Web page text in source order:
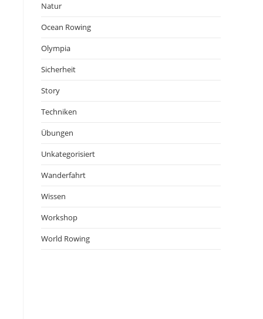
Natur
Ocean Rowing
Olympia
Sicherheit
Story
Techniken
Übungen
Unkategorisiert
Wanderfahrt
Wissen
Workshop
World Rowing